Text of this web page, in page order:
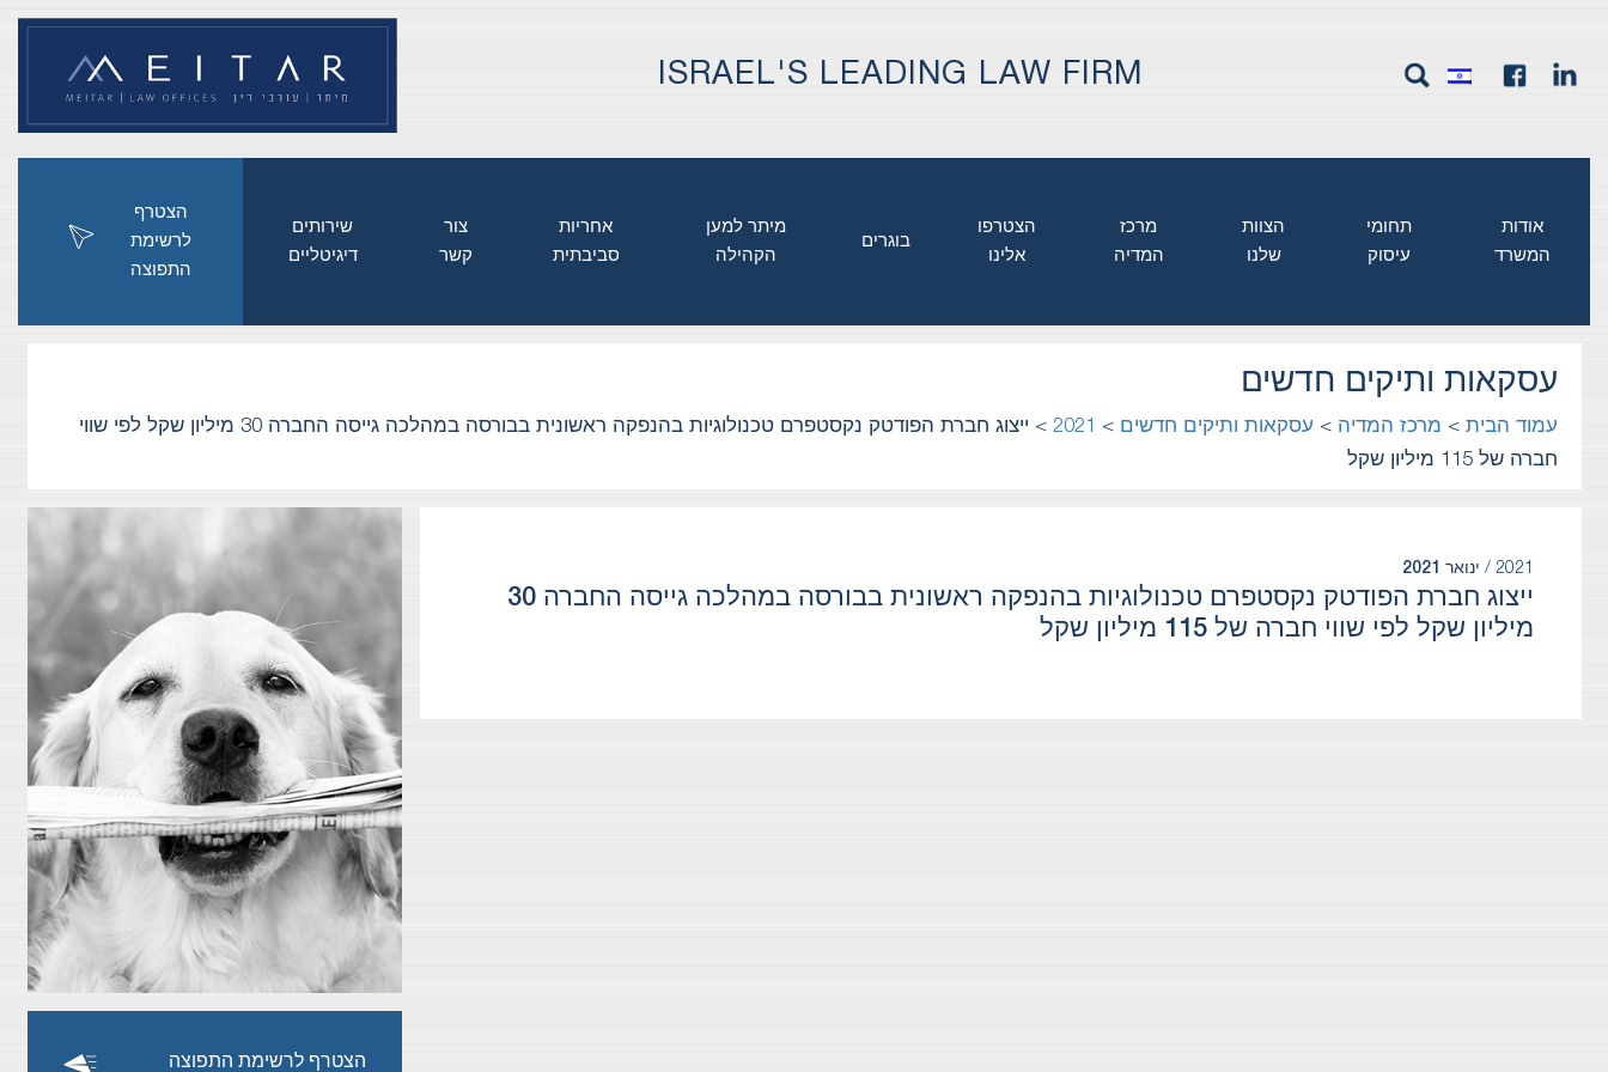
ISRAEL'S LEADING LAW FIRM
אודות
המשרד
תחומי
עיסוק
הצוות
שלנו
מרכז
המדיה
הצטרפו
אלינו
בוגרים
מיתר למען
הקהילה
אחריות
סביבתית
צור
קשר
שירותים
דיגיטליים
הצטרף
לרשימת
התפוצה
עסקאות ותיקים חדשים
עמוד הבית > מרכז המדיה > עסקאות ותיקים חדשים >
2021
>
ייצוג חברת הפודטק נקסטפרם טכנולוגיות בהנפקה ראשונית בבורסה במהלכה גייסה החברה 30 מיליון שקל לפי שווי
חברה של 115 מיליון שקל
2021 / ינואר 2021
ייצוג חברת הפודטק נקסטפרם טכנולוגיות בהנפקה ראשונית בבורסה במהלכה גייסה החברה 30
מיליון שקל לפי שווי חברה של 115 מיליון שקל
הצטרף לרשימת התפוצה